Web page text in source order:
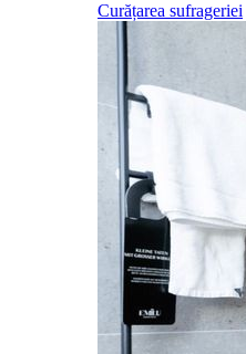
Curățarea sufrageriei